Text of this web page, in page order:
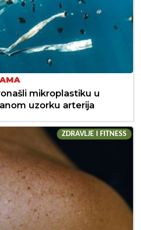
mikroplastiku u
uzorku arterija
ZDRAVLJE I FITNESS